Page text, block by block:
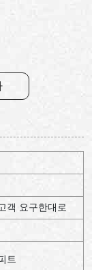
객 요구한대로
트